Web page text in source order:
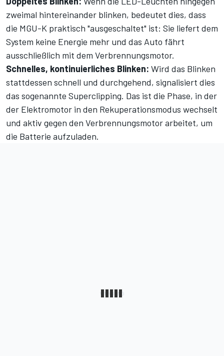
zweimal hintereinander blinken, bedeutet dies, dass
die MGU-K praktisch "ausgeschaltet" ist: Sie liefert dem
System keine Energie mehr und das Auto fährt
ausschließlich mit dem Verbrennungsmotor.
Schnelles, kontinuierliches Blinken: Wird das Blinken
stattdessen schnell und durchgehend, signalisiert dies
das sogenannte Superclipping. Das ist die Phase, in der
der Elektromotor in den Rekuperationsmodus wechselt
und aktiv gegen den Verbrennungsmotor arbeitet, um
die Batterie aufzuladen.